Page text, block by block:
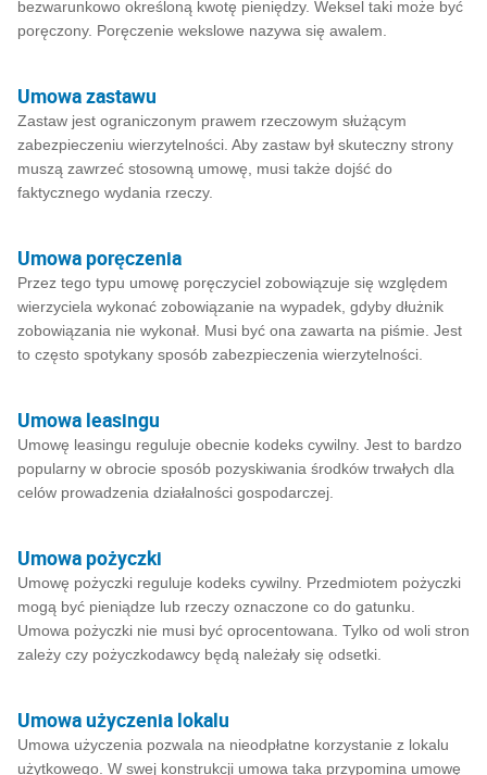
bezwarunkowo określoną kwotę pieniędzy. Weksel taki może być
poręczony. Poręczenie wekslowe nazywa się awalem.
Umowa zastawu
Zastaw jest ograniczonym prawem rzeczowym służącym
zabezpieczeniu wierzytelności. Aby zastaw był skuteczny strony
muszą zawrzeć stosowną umowę, musi także dojść do
faktycznego wydania rzeczy.
Umowa poręczenia
Przez tego typu umowę poręczyciel zobowiązuje się względem
wierzyciela wykonać zobowiązanie na wypadek, gdyby dłużnik
zobowiązania nie wykonał. Musi być ona zawarta na piśmie. Jest
to często spotykany sposób zabezpieczenia wierzytelności.
Umowa leasingu
Umowę leasingu reguluje obecnie kodeks cywilny. Jest to bardzo
popularny w obrocie sposób pozyskiwania środków trwałych dla
celów prowadzenia działalności gospodarczej.
Umowa pożyczki
Umowę pożyczki reguluje kodeks cywilny. Przedmiotem pożyczki
mogą być pieniądze lub rzeczy oznaczone co do gatunku.
Umowa pożyczki nie musi być oprocentowana. Tylko od woli stron
zależy czy pożyczkodawcy będą należały się odsetki.
Umowa użyczenia lokalu
Umowa użyczenia pozwala na nieodpłatne korzystanie z lokalu
użytkowego. W swej konstrukcji umowa taka przypomina umowę